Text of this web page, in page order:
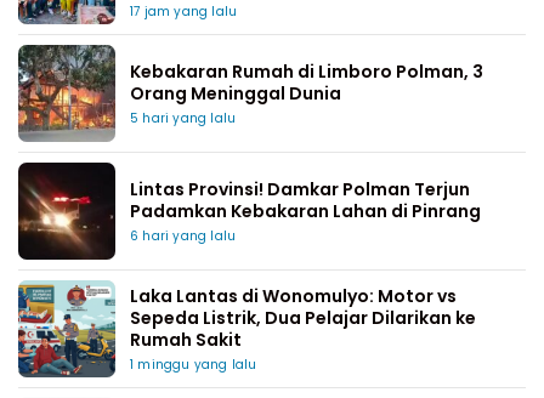
17 jam yang lalu
Kebakaran Rumah di Limboro Polman, 3
Orang Meninggal Dunia
5 hari yang lalu
Lintas Provinsi! Damkar Polman Terjun
Padamkan Kebakaran Lahan di Pinrang
6 hari yang lalu
Laka Lantas di Wonomulyo: Motor vs
Sepeda Listrik, Dua Pelajar Dilarikan ke
Rumah Sakit
1 minggu yang lalu